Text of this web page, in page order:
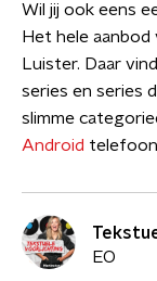
Wil jij ook eens
Het hele aanbod
Luister. Daar
series en series
slimme
Android
EO